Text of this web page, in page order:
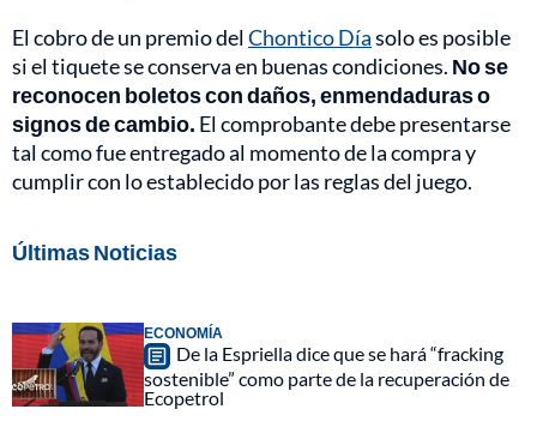
El cobro de un premio delChontico Díasolo es posible
si el tiquete se conserva en buenas condiciones. No se
reconocen boletos con daños, enmendaduras o
signos de cambio. El comprobante debe presentarse
tal como fue entregado al momento de la compra y
cumplir con lo establecido por las reglas del juego.
Últimas Noticias
ECONOMÍA
De la Espriella dice que se hará “fracking
sostenible” como parte de la recuperación de
Ecopetrol